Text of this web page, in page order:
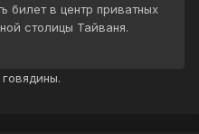
билет в центр приватных
столицы Тайваня.